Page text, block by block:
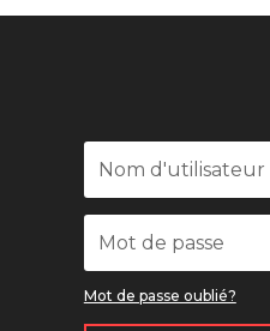
Mot de passe oublié?